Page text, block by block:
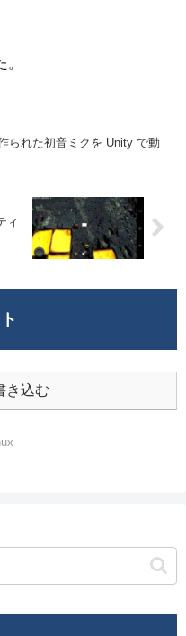
られた初音ミクを Unity で動
ィ
き込む